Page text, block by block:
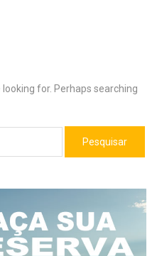
looking for. Perhaps searching